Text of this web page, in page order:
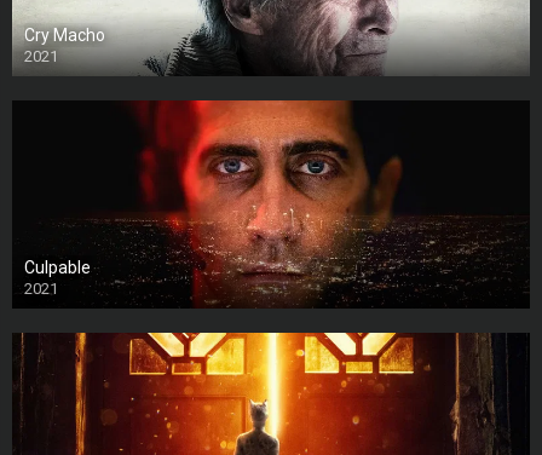
Cry Macho
2021
Culpable
2021